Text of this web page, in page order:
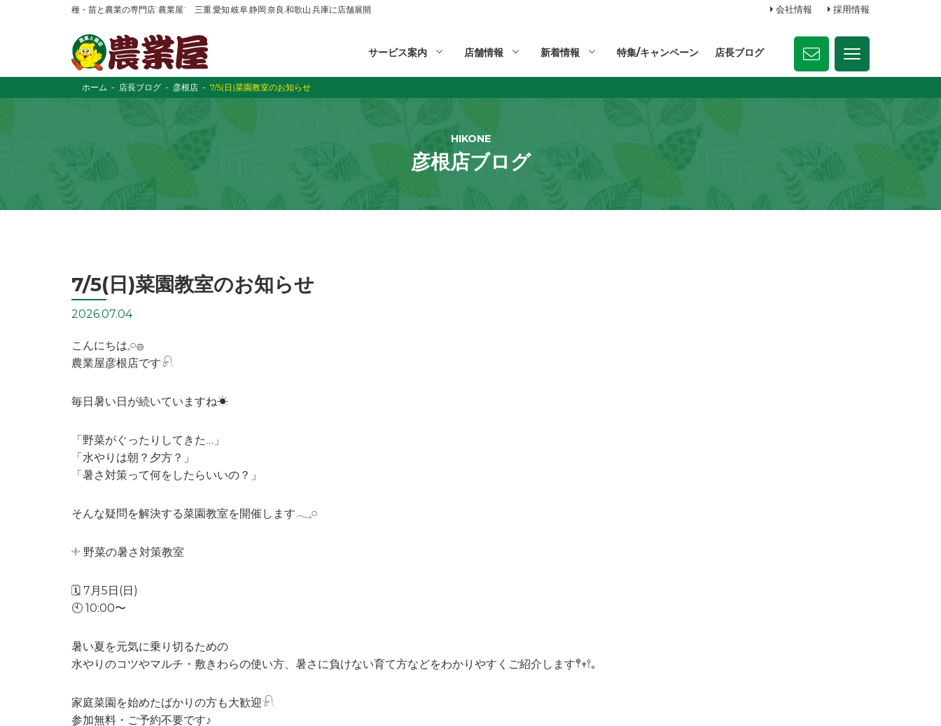
種・苗と農業の専門店“農業屋” 三重,愛知,岐阜,静岡,奈良,和歌山,兵庫に店舗展開 会社情報 採用情報
サービス案内 店舗情報 新着情報 特集/キャンペーン 店長ブログ
ホーム 店長ブログ 彦根店 7/5(日)菜園教室のお知らせ
HIKONE
彦根店ブログ
7/5(日)菜園教室のお知らせ
2026.07.04
こんにちは𓈒𓏸𓐍
農業屋彦根店です𓍯
毎日暑い日が続いていますね☀︎
「野菜がぐったりしてきた…」
「水やりは朝？夕方？」
「暑さ対策って何をしたらいいの？」
そんな疑問を解決する菜園教室を開催します𓂃𓈒𓏸
𓇬 野菜の暑さ対策教室
🗓 7月5日(日)
🕙 10:00〜
暑い夏を元気に乗り切るための
水やりのコツやマルチ・敷きわらの使い方、暑さに負けない育て方などをわかりやすくご紹介します𖤣𖥧𖥣｡
家庭菜園を始めたばかりの方も大歓迎𓍯
参加無料・ご予約不要です♪